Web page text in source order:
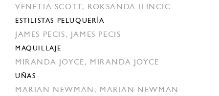
VENETIA SCOTT,
ROKSANDA ILINCIC
ESTILISTAS PELUQUERÍA
JAMES PECIS, JAMES PECIS
MAQUILLAJE
MIRANDA JOYCE, MIRANDA JOYCE
UÑAS
MARIAN NEWMAN, MARIAN NEWMAN